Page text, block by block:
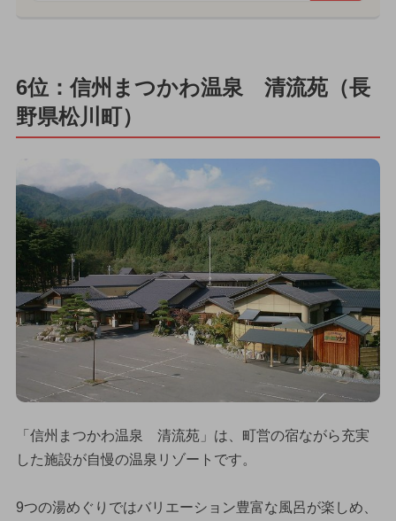
6位：信州まつかわ温泉 清流苑（長
野県松川町）
「信州まつかわ温泉 清流苑」は、町営の宿ながら充実
した施設が自慢の温泉リゾートです。
9つの湯めぐりではバリエーション豊富な風呂が楽しめ、